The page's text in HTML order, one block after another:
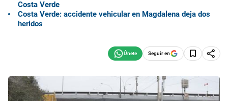
Costa Verde
Costa Verde: accidente vehicular en Magdalena deja dos
heridos
Seguir en